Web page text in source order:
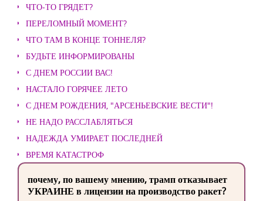
ЧТО-ТО ГРЯДЕТ?
ПЕРЕЛОМНЫЙ МОМЕНТ?
ЧТО ТАМ В КОНЦЕ ТОННЕЛЯ?
БУДЬТЕ ИНФОРМИРОВАНЫ
С ДНЕМ РОССИИ ВАС!
НАСТАЛО ГОРЯЧЕЕ ЛЕТО
С ДНЕМ РОЖДЕНИЯ, "АРСЕНЬЕВСКИЕ ВЕСТИ"!
НЕ НАДО РАССЛАБЛЯТЬСЯ
НАДЕЖДА УМИРАЕТ ПОСЛЕДНЕЙ
ВРЕМЯ КАТАСТРОФ
почему, по вашему мнению, трамп отказывает
УКРАИНЕ в лицензии на производство ракет?